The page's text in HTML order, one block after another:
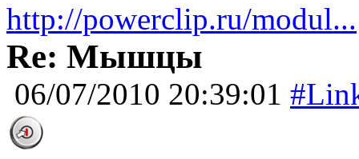
http://powerclip.ru/modul...
Re: Мышцы
06/07/2010 20:39:01